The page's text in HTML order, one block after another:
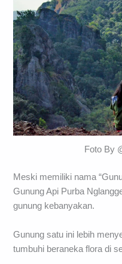
Foto By
Meski memiliki nama
Gunung Api Purba
gunung kebanyakan.
Gunung satu ini lebih
tumbuhi beraneka flora di